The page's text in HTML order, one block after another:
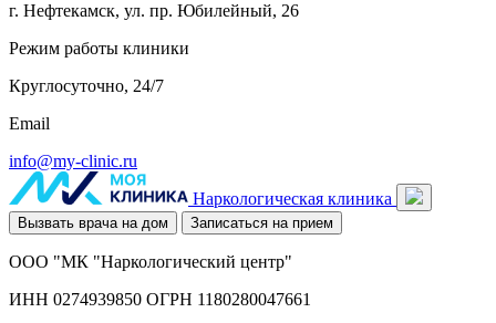
г. Нефтекамск, ул. пр. Юбилейный, 26
Режим работы клиники
Круглосуточно, 24/7
Email
info@my-clinic.ru
Наркологическая клиника
Вызвать врача на дом Записаться на прием
ООО "МК "Наркологический центр"
ИНН 0274939850 ОГРН 1180280047661